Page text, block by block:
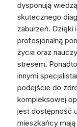
dysponują
skutecznego
zaburzeń. Dzięki
profesjonalną
życia oraz
stresem.
innymi
podejście do
kompleksowej
jest dostępność
mieszkańcy